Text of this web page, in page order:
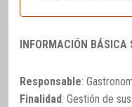
INFORMACIÓN BÁSICA
Responsable:
Finalidad: Gestión de